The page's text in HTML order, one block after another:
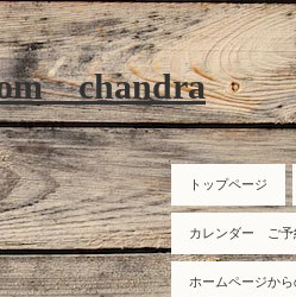
chandra
トップページ
カレンダー ご予
ホームページか